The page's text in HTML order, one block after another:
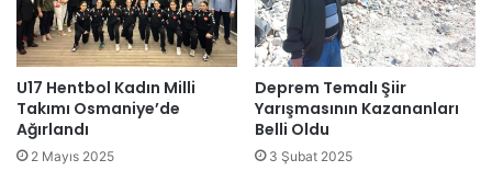
U17 Hentbol Kadın Milli
Takımı Osmaniye’de
Ağırlandı
2 Mayıs 2025
Deprem Temalı Şiir
Yarışmasının Kazananları
Belli Oldu
3 Şubat 2025